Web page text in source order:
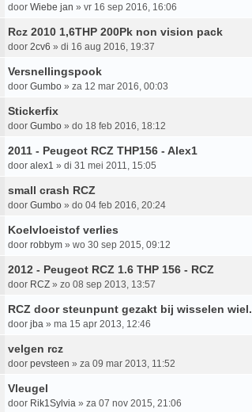
door Wiebe jan » vr 16 sep 2016, 16:06
Rcz 2010 1,6THP 200Pk non vision pack
door 2cv6 » di 16 aug 2016, 19:37
Versnellingspook
door Gumbo » za 12 mar 2016, 00:03
Stickerfix
door Gumbo » do 18 feb 2016, 18:12
2011 - Peugeot RCZ THP156 - Alex1
door alex1 » di 31 mei 2011, 15:05
small crash RCZ
door Gumbo » do 04 feb 2016, 20:24
Koelvloeistof verlies
door robbym » wo 30 sep 2015, 09:12
2012 - Peugeot RCZ 1.6 THP 156 - RCZ
door RCZ » zo 08 sep 2013, 13:57
RCZ door steunpunt gezakt bij wisselen wiel.
door jba » ma 15 apr 2013, 12:46
velgen rcz
door pevsteen » za 09 mar 2013, 11:52
Vleugel
door Rik1Sylvia » za 07 nov 2015, 21:06